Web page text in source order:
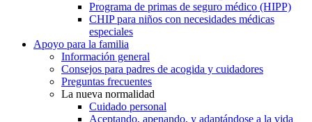
Programa de primas de seguro médico (HIPP)
CHIP para niños con necesidades médicas
especiales
Apoyo para la familia
Información general
Consejos para padres de acogida y cuidadores
Preguntas frecuentes
La nueva normalidad
Cuidado personal
Aceptando, apenando, y adaptándose a la vida